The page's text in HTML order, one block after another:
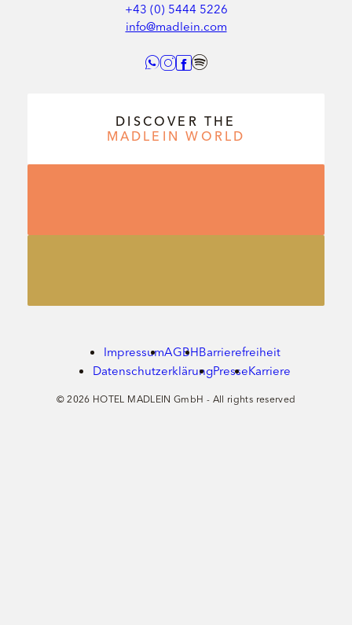
+43 (0) 5444 5226
info@madlein.com
DISCOVER THE
MADLEIN WORLD
ImpressumAGBHBarrierefreiheit
DatenschutzerklärungPresseKarriere
© 2026 HOTEL MADLEIN GmbH - All rights reserved